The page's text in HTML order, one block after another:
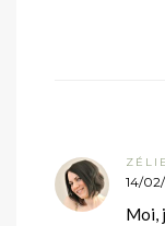
14/
Moi,